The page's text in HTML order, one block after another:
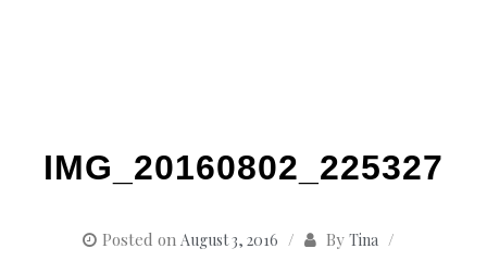
IMG_20160802_225327
Posted on August 3, 2016 By Tina